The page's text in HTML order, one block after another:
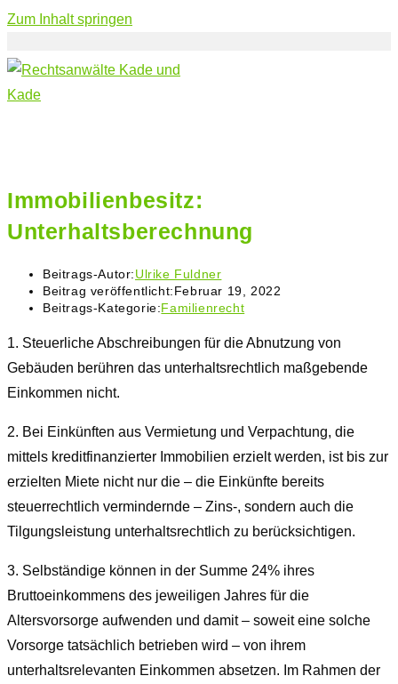
Zum Inhalt springen
Immobilienbesitz:
Unterhaltsberechnung
Beitrags-Autor:Ulrike Fuldner
Beitrag veröffentlicht:Februar 19, 2022
Beitrags-Kategorie:Familienrecht
1. Steuerliche Abschreibungen für die Abnutzung von
Gebäuden berühren das unterhaltsrechtlich maßgebende
Einkommen nicht.
2. Bei Einkünften aus Vermietung und Verpachtung, die
mittels kreditfinanzierter Immobilien erzielt werden, ist bis zur
erzielten Miete nicht nur die – die Einkünfte bereits
steuerrechtlich vermindernde – Zins-, sondern auch die
Tilgungsleistung unterhaltsrechtlich zu berücksichtigen.
3. Selbständige können in der Summe 24% ihres
Bruttoeinkommens des jeweiligen Jahres für die
Altersvorsorge aufwenden und damit – soweit eine solche
Vorsorge tatsächlich betrieben wird – von ihrem
unterhaltsrelevanten Einkommen absetzen. Im Rahmen der